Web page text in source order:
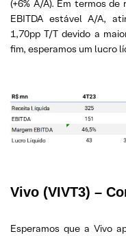
(+6% A/A). Em termos
EBITDA estável A/A,
1,70pp T/T devido a
fim, esperamos um lucro
Vivo (VIVT3) –
Esperamos que a Vivo